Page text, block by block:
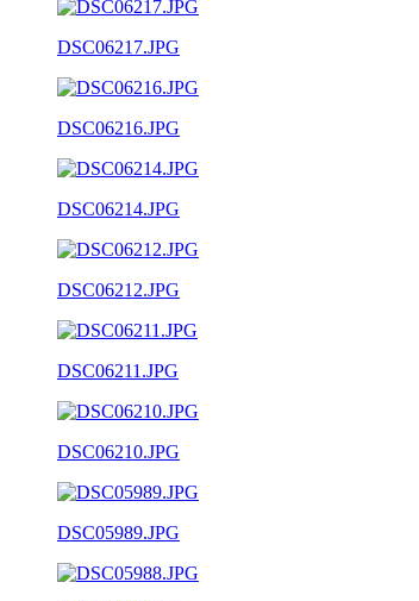
DSC06217.JPG
DSC06216.JPG
DSC06214.JPG
DSC06212.JPG
DSC06211.JPG
DSC06210.JPG
DSC05989.JPG